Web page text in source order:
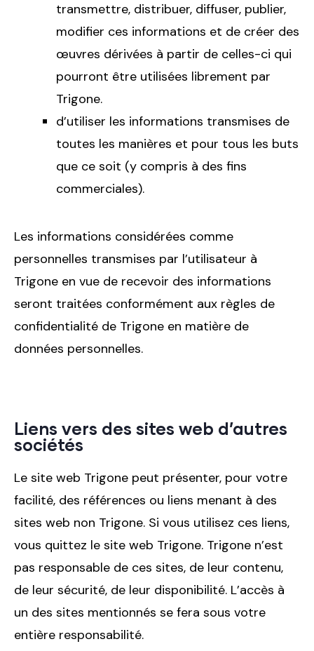
transmettre, distribuer, diffuser, publier,
modifier ces informations et de créer des
œuvres dérivées à partir de celles-ci qui
pourront être utilisées librement par
Trigone.
d’utiliser les informations transmises de
toutes les manières et pour tous les buts
que ce soit (y compris à des fins
commerciales).
Les informations considérées comme
personnelles transmises par l’utilisateur à
Trigone en vue de recevoir des informations
seront traitées conformément aux règles de
confidentialité de Trigone en matière de
données personnelles.
Liens vers des sites web d’autres
sociétés
Le site web Trigone peut présenter, pour votre
facilité, des références ou liens menant à des
sites web non Trigone. Si vous utilisez ces liens,
vous quittez le site web Trigone. Trigone n’est
pas responsable de ces sites, de leur contenu,
de leur sécurité, de leur disponibilité. L’accès à
un des sites mentionnés se fera sous votre
entière responsabilité.